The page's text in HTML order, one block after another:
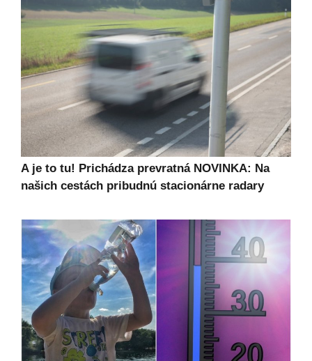
A je to tu! Prichádza prevratná NOVINKA: Na
našich cestách pribudnú stacionárne radary